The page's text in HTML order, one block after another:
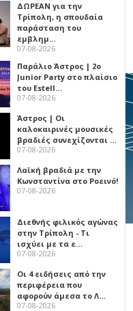
ΔΩΡΕΑΝ για την
Τρίπολη, η σπουδαία
παράσταση του
εμβλημ…
07-08-2026
Παράλιο Άστρος | 2ο
Junior Party στο πλαίσιο
του Estell…
07-08-2026
Άστρος | Οι
καλοκαιρινές μουσικές
βραδιές συνεχίζονται …
07-08-2026
Λαϊκή βραδιά με την
Κωνσταντίνα στο Ροεινό!
07-08-2026
Διεθνής φιλικός αγώνας
στην Τρίπολη - Τι
ισχύει με τα ε…
07-08-2026
Οι 4 ειδήσεις από την
περιφέρεια που
αφορούν άμεσα το Λ…
07-08-2026